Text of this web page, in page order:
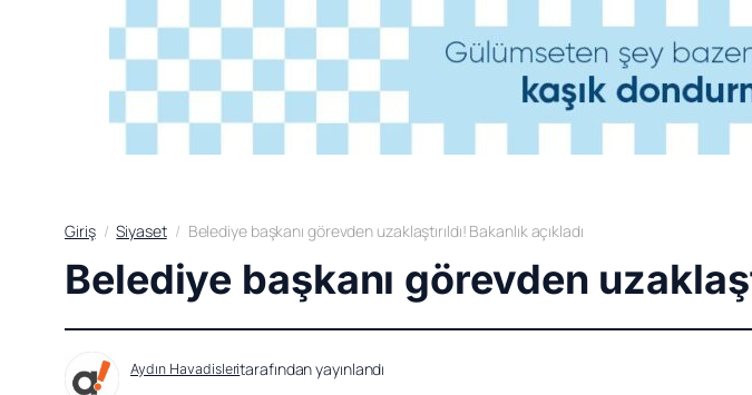
Giriş Siyaset Belediye başkanı görevden uzaklaştırıldı! Bakanlık açıkladı
Belediye başkanı görevden
Aydın Havadisleritarafından yayınlandı